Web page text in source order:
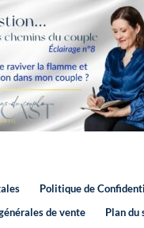
Politique de
de vente
Plan du